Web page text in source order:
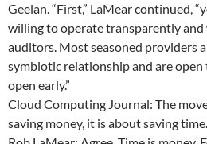
Geelan. “First,” LaMear continued,
willing to operate transparently
auditors. Most seasoned providers
symbiotic relationship and are
open early.”
Cloud Computing Journal: The
saving money, it is about saving